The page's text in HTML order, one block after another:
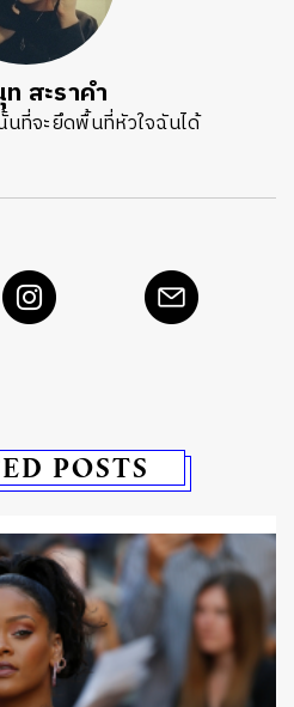
สะราคำ
นที่จะยึดพื้นที่หัวใจฉันได้
POSTS